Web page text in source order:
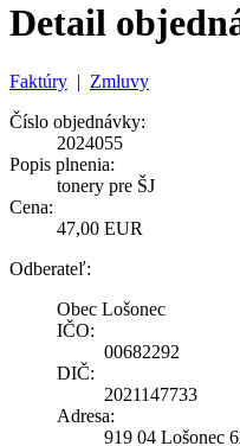
Detail
Faktúry | Zmluvy
Číslo objednávky:
2024055
Popis plnenia:
tonery pre ŠJ
Cena:
47,00 EUR
Odberateľ:
Obec Lošonec
IČO:
00682292
DIČ:
2021147733
Adresa:
919 04 Lošonec